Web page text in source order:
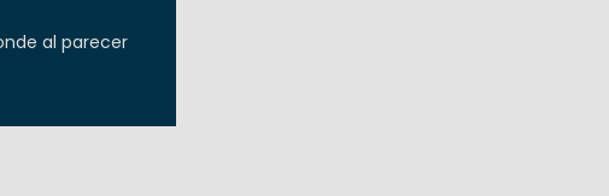
al parecer